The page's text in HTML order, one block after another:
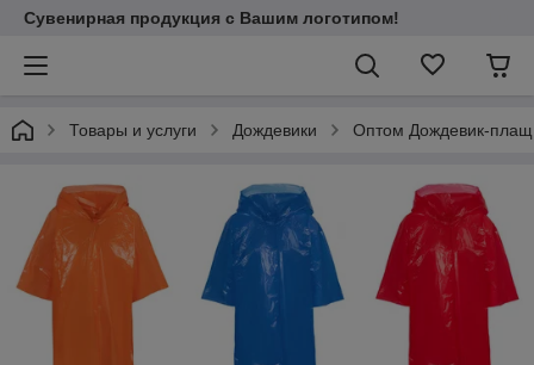
Сувенирная продукция с Вашим логотипом!
Товары и услуги Дождевики Оптом Дождевик-плащ